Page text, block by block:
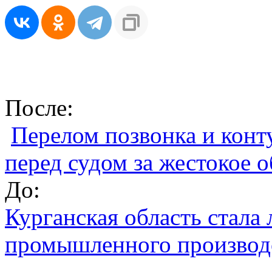
После:
Перелом позвонка и
перед судом за жестокое
До:
Курганская область
промышленного